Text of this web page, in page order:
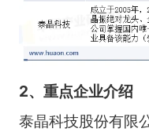
2、重点企业介绍
泰晶科技股份有限